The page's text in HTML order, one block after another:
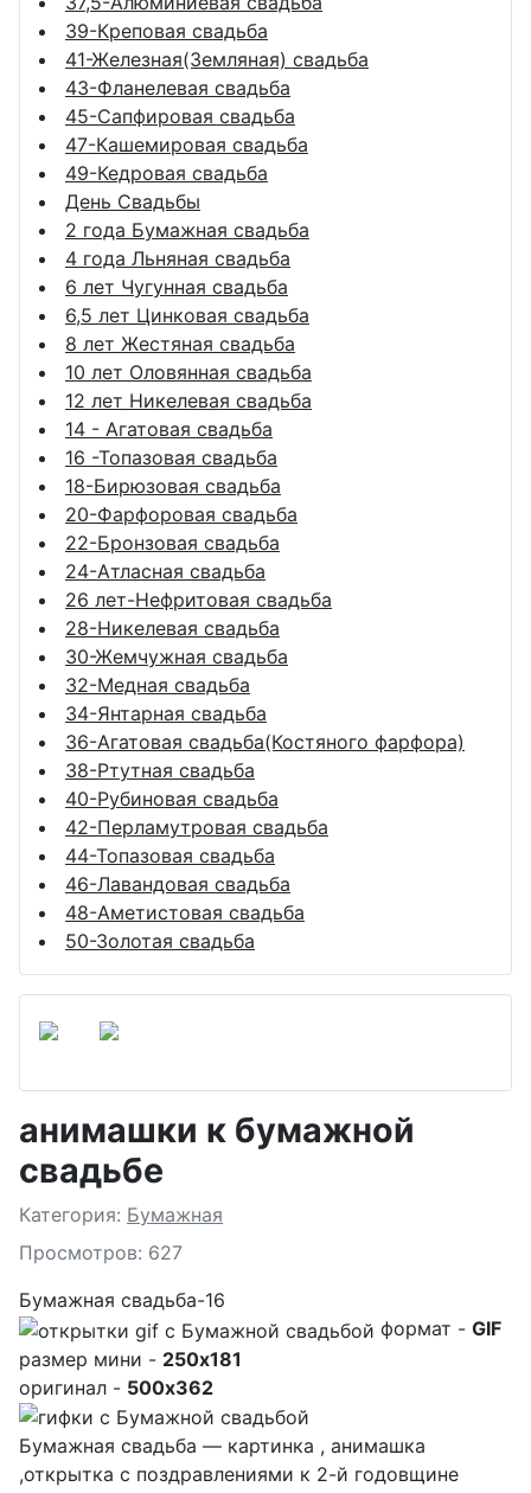
39-Креповая свадьба
41-Железная(Земляная) свадьба
43-Фланелевая свадьба
45-Сапфировая свадьба
47-Кашемировая свадьба
49-Кедровая свадьба
День Свадьбы
2 года Бумажная свадьба
4 года Льняная свадьба
6 лет Чугунная свадьба
6,5 лет Цинковая свадьба
8 лет Жестяная свадьба
10 лет Оловянная свадьба
12 лет Никелевая свадьба
14 - Агатовая свадьба
16 -Топазовая свадьба
18-Бирюзовая свадьба
20-Фарфоровая свадьба
22-Бронзовая свадьба
24-Атласная свадьба
26 лет-Нефритовая свадьба
28-Никелевая свадьба
30-Жемчужная свадьба
32-Медная свадьба
34-Янтарная свадьба
36-Агатовая свадьба(Костяного фарфора)
38-Ртутная свадьба
40-Рубиновая свадьба
42-Перламутровая свадьба
44-Топазовая свадьба
46-Лавандовая свадьба
48-Аметистовая свадьба
50-Золотая свадьба
анимашки к бумажной
свадьбе
Подробности
Категория: Бумажная
Просмотров: 627
Бумажная свадьба-16
формат - GIF
размер мини - 250x181
оригинал - 500x362
Бумажная свадьба — картинка , анимашка
,открытка с поздравлениями к 2-й годовщине